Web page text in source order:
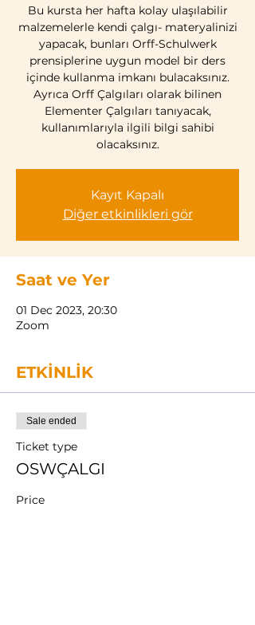
Bu kursta her hafta kolay ulaşılabilir
malzemelerle kendi çalgı- materyalinizi
yapacak, bunları Orff-Schulwerk
prensiplerine uygun model bir ders
içinde kullanma imkanı bulacaksınız.
Ayrıca Orff Çalgıları olarak bilinen
Elementer Çalgıları tanıyacak,
kullanımlarıyla ilgili bilgi sahibi
olacaksınız.
Kayıt Kapalı
Diğer etkinlikleri gör
Saat ve Yer
01 Dec 2023, 20:30
Zoom
ETKİNLİK
Sale ended
Ticket type
OSWÇALGI
Price